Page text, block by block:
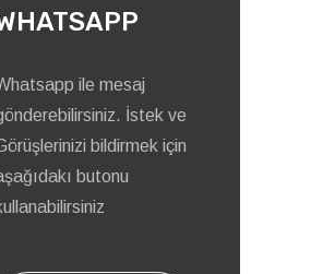
ile mesaj
İstek ve
bildirmek için
butonu